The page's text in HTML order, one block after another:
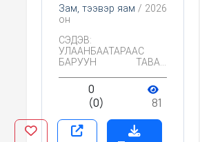
Зам, тээвэр яам / 2026
он
СЭДЭВ:
УЛААНБААТАРААС
БАРУУН ТАВАН
ДАГУУХ
ҮЙЛЧИЛГЭЭНИЙ
ГАЗРУУДЫГ
НЭМЭГДҮҮЛЭХ
БОЛОМЖИЙН
СУДАЛГАА ИЛТГЭГЧ:
0
(0)
81